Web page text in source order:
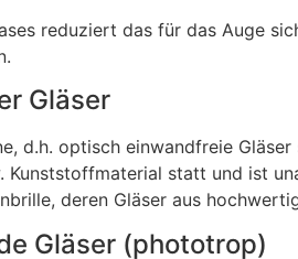
reduziert das für das Auge
Gläser
d.h. optisch einwandfreie
Kunststoffmaterial statt und ist
deren Gläser aus
Gläser (phototrop)